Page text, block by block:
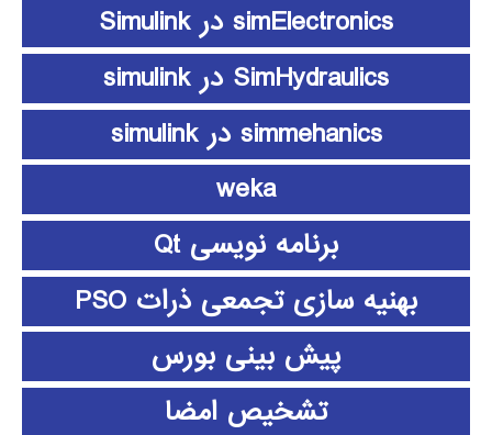
simElectronics در Simulink
SimHydraulics در simulink
simmehanics در simulink
weka
برنامه نویسی Qt
بهنیه سازی تجمعی ذرات PSO
پیش بینی بورس
تشخیص امضا